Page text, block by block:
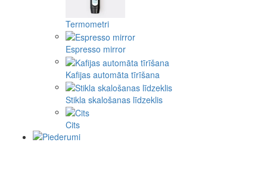
Termometri
Espresso mirror
Kafijas automāta tīrīšana
Stikla skalošanas līdzeklis
Cits